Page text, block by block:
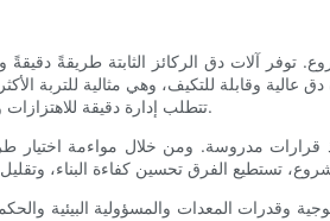
آلات دق الركائز الثابتة طريقةً دقيقةً
وقابلة للتكيف، وهي مثالية للتربة
تتطلب إدارة دقيقة للاهتزازات والضوضاء، وصيانة دورية للنظام الهيدروليكي.
قرارات مدروسة. ومن خلال مواءمة
وقدرات المعدات والمسؤولية البيئية